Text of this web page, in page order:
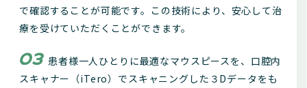
で確認することが可能です。この技術により、安心して治
療を受けていただくことができます。
患者様一人ひとりに最適なマウスピースを、口腔内
スキャナー（iTero）でスキャニングした３Dデータをも